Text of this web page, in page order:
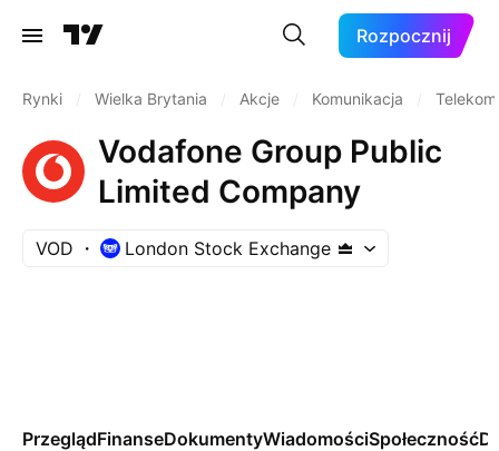
Rozpocznij
Rynki Wielka Brytania Akcje Komunikacja
Vodafone Group Public
Limited Company
VOD London Stock Exchange
PrzeglądFinanseDokumentyWiadomościSpołeczność